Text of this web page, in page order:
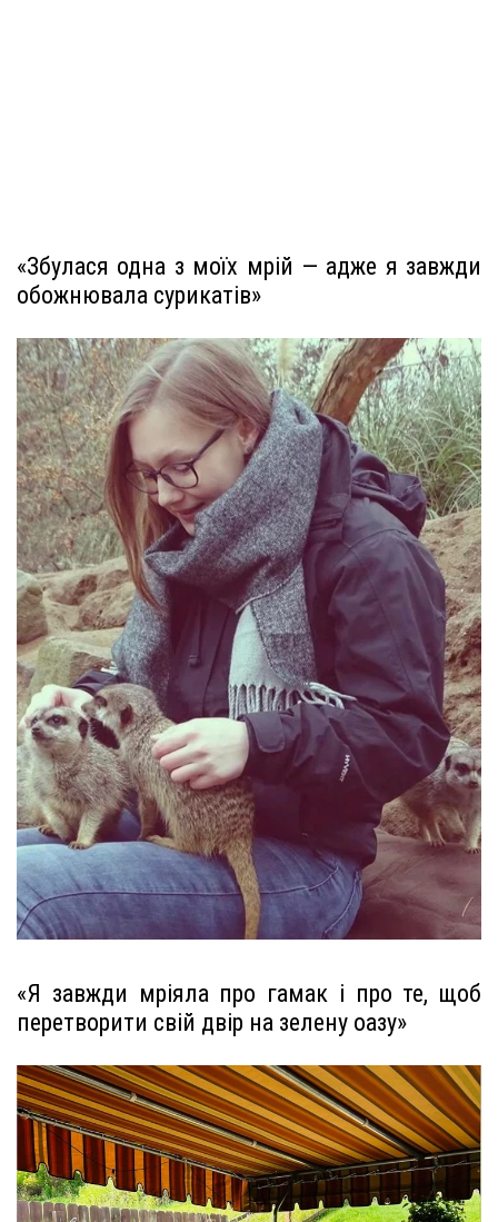
«Збулася одна з моїх мрій — адже я завжди
обожнювала сурикатів»
«Я завжди мріяла про гамак і про те, щоб
перетворити свій двір на зелену оазу»